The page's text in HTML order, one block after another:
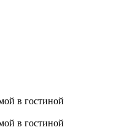
в гостиной
в гостиной